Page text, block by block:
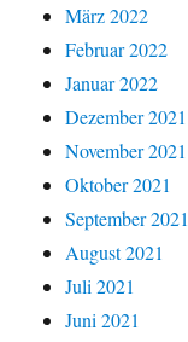
März 2022
Februar 2022
Januar 2022
Dezember 2021
November 2021
Oktober 2021
September 2021
August 2021
Juli 2021
Juni 2021